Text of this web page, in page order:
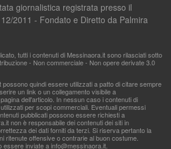
giornalistica registrata presso il
2011 - Fondato e Diretto da Palmira
tutti i contenuti di Messinaora.it sono rilasciati sotto
- Non commerciale - Non opere derivate 3.0
possono quindi essere utilizzati a patto di citare sempre
un link o un collegamento visibile a
dell'articolo. In nessun caso i contenuti di
per scopi commerciali. Eventuali permessi
pubblicati possono essere richiesti a
non è responsabile dei contenuti dei siti in
dei dati forniti da terzi. Si riserva pertanto la
ritenute offensive o contrarie al buon costume.
essere inviate ainfo@messinaora.it